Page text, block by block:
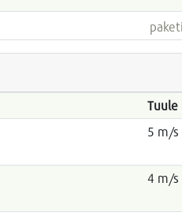
Tuule
5 m/s
4 m/s